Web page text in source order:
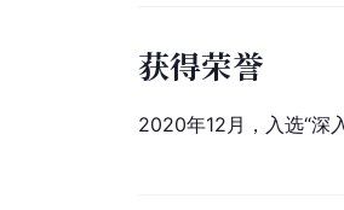
获得荣誉
2020年12月，入选“深